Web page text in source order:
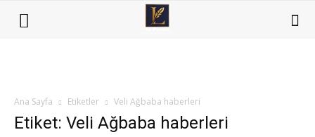
Ana Sayfa Etiketler Veli Ağbaba haberleri
Etiket: Veli Ağbaba haberleri